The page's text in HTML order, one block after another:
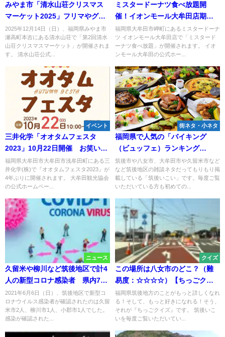
みやま市「清水山荘クリスマス
マーケット2025」フリマやグル
メなど46店が大集合！カラオケ
グランプリも開催
2025年12月14日（日）、福岡県みやま市
瀬高町本吉にある清水山荘で「第2回清水
山荘クリスマスマーケット」が開催されま
す。 清水山荘公式...
ミスタードーナツ食べ放題開
催！イオンモール大牟田店期間
限定企画
福岡県大牟田市岬町にあるミスタードーナ
ツ イオンモール大牟田店で「ミスタード
ーナツ食べ放題」が開催されます。 イオ
ンモール大牟田の公式ホー...
イベント
三井化学「オオタムフェスタ
2023」10月22日開催 お笑いコ
ンビ「ロッチ」のライブステー
ジなど内容盛りだくさん！
福岡県大牟田市大牟田市浅牟田町にある三
井化学(株)で『オオタムフェスタ2023』が
4年ぶりに開催されます。 大牟田観光協会
の公式ホームペー...
街ネタ・小ネタ
福岡県で人気の「バイキング
（ビュッフェ）ランキング
TOP10！」に筑後地方のアノ店
がランクインしてる！（2024年6
月版）
筑後市や八女市、大牟田市や久留米市など
など筑後地区の雑談ネタだってもりもり掲
載している「筑後いこい」です。毎度ご覧
いただいている方も初めての...
ニュース
久留米や柳川など筑後地区で計4
人の新型コロナ感染者 県内79
人感染【6月6日】
2021年6月6日（日）、筑後地区で新型コ
ロナウイルス感染者が確認されたのは久留
米市2人、柳川市1人、小郡市1人でした。
感染が確認された...
クイズ
この場所は八女市のどこ？（難
易度：☆☆☆☆）【ちっごクイ
ズ】
福岡県筑後地方のことがもっと詳しくなれ
る！そして、もっと好きになれる！そう、
それが『ちっごクイズ』です。 筑後いこ
いを毎度ご覧いただいてい...